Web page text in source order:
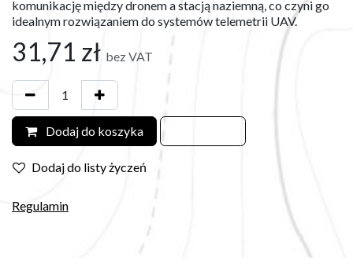
komunikację między dronem a stacją naziemną, co czyni go
idealnym rozwiązaniem do systemów telemetrii UAV.
31,71 zł bez VAT
Dodaj do koszyka
Dodaj do listy życzeń
Regulamin